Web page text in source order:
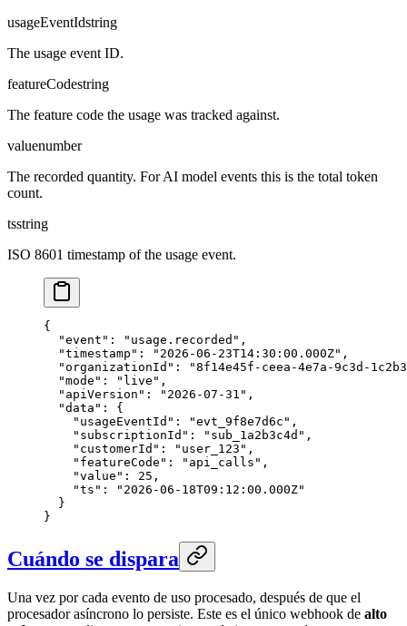
usageEventIdstring
The usage event ID.
featureCodestring
The feature code the usage was tracked against.
valuenumber
The recorded quantity. For AI model events this is the total token
count.
tsstring
ISO 8601 timestamp of the usage event.
{
  "event": "usage.recorded",
  "timestamp": "2026-06-23T14:30:00.000Z",
"organizationId": "8f14e45f-ceea-4e7a-9c3d-
  "mode": "live",
  "apiVersion": "2026-07-31",
  "data": {
    "usageEventId": "evt_9f8e7d6c",
    "subscriptionId": "sub_1a2b3c4d",
    "customerId": "user_123",
    "featureCode": "api_calls",
    "value": 25,
    "ts": "2026-06-18T09:12:00.000Z"
  }
}
Cuándo se dispara
Una vez por cada evento de uso procesado, después de que el
procesador asíncrono lo persiste. Este es el único webhook de alto